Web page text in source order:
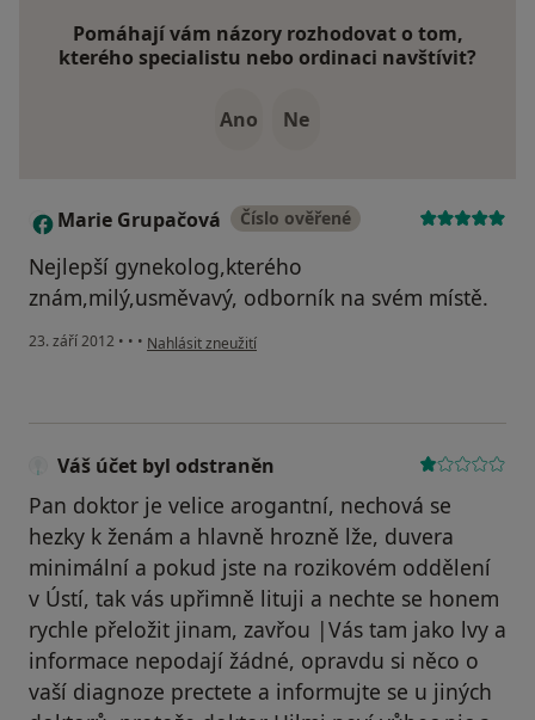
Pomáhají vám názory rozhodovat o tom,
kterého specialistu nebo ordinaci navštívit?
Ano Ne
M Marie Grupačová Číslo ověřené
Nejlepší gynekolog,kterého
znám,milý,usměvavý, odborník na svém místě.
23. září 2012 • • • podle názoru uživatele Marie Grupačová
Nahlásit zneužití
Váš účet byl odstraněn
Pan doktor je velice arogantní, nechová se
hezky k ženám a hlavně hrozně lže, duvera
minimální a pokud jste na rozikovém oddělení
v Ústí, tak vás upřimně lituji a nechte se honem
rychle přeložit jinam, zavřou |Vás tam jako lvy a
informace nepodají žádné, opravdu si něco o
vaší diagnoze prectete a informujte se u jiných